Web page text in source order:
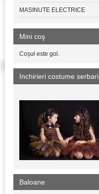
MASINUTE ELECTRICE
Mini coş
Coșul este gol.
Inchirieri costume serbari
Baloane